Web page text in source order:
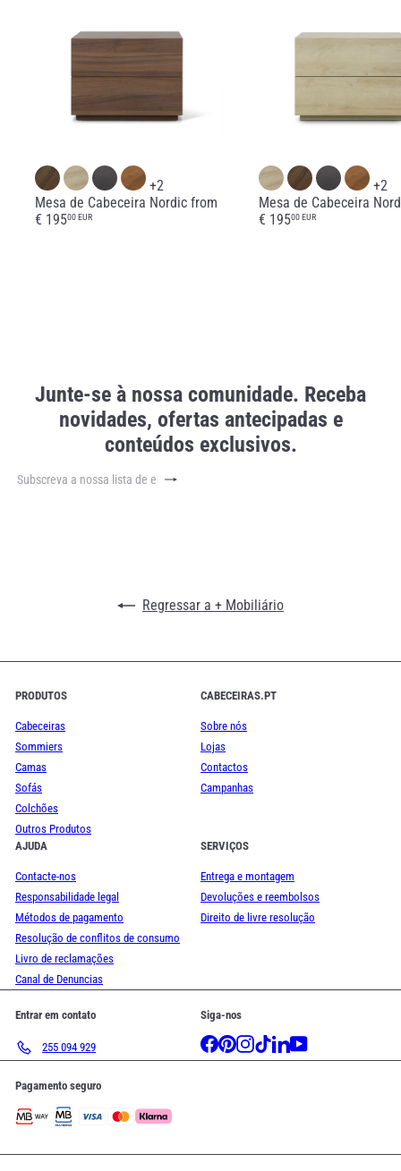
+2
Mesa de Cabeceira Nordic from
€ 19500 EUR
+2
Mesa de Cabeceira
€ 19500 EUR
Junte-se à nossa comunidade. Receba
novidades, ofertas antecipadas e
conteúdos exclusivos.
Subscrever
Subscreva
Regressar a + Mobiliário
PRODUTOS
Cabeceiras
Sommiers
Camas
Sofás
Colchões
Outros Produtos
CABECEIRAS.PT
Sobre nós
Lojas
Contactos
Campanhas
AJUDA
Contacte-nos
Responsabilidade legal
Métodos de pagamento
Resolução de conflitos de consumo
Livro de reclamações
Canal de Denuncias
SERVIÇOS
Entrega e montagem
Devoluções e reembolsos
Direito de livre resolução
Entrar em contato
255 094 929
Siga-nos
Facebook
Pinterest
Instagram
TikTokLinkedInYouTube
Pagamento seguro